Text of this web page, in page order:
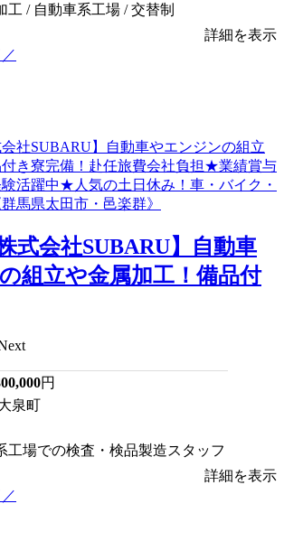
工 / 自動車系工場 / 交替制
詳細を表示
式会社SUBARU】自動車
組立や金属加工！備品付
円
泉町
工場での検査・検品製造スタッフ
詳細を表示